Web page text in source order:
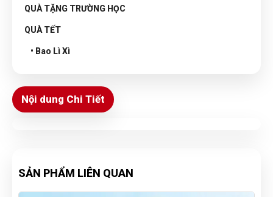
QUÀ TẶNG TRƯỜNG HỌC
QUÀ TẾT
• Bao Lì Xì
Nội dung Chi Tiết
SẢN PHẨM LIÊN QUAN